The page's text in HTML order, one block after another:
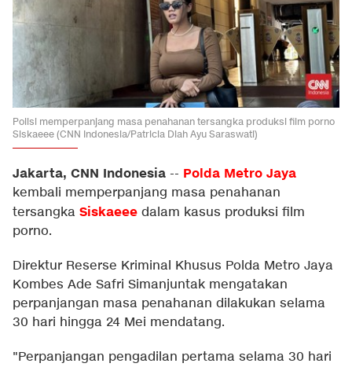
Polisi memperpanjang masa penahanan tersangka produksi film porno
Siskaeee (CNN Indonesia/Patricia Diah Ayu Saraswati)
Jakarta, CNN Indonesia -- Polda Metro Jaya
kembali memperpanjang masa penahanan
tersangka Siskaeee dalam kasus produksi film
porno.
Direktur Reserse Kriminal Khusus Polda Metro Jaya
Kombes Ade Safri Simanjuntak mengatakan
perpanjangan masa penahanan dilakukan selama
30 hari hingga 24 Mei mendatang.
"Perpanjangan pengadilan pertama selama 30 hari